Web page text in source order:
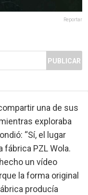
Reportar
PUBLICAR
una de sus
exploraba
“Sí, el lugar
PZL Wola.
un vídeo
la forma original
producía